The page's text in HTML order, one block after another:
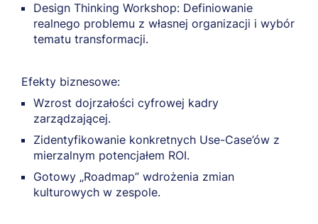
Design Thinking Workshop: Definiowanie
realnego problemu z własnej organizacji i wybór
tematu transformacji.
Efekty biznesowe:
Wzrost dojrzałości cyfrowej kadry
zarządzającej.
Zidentyfikowanie konkretnych Use-Case’ów z
mierzalnym potencjałem ROI.
Gotowy „Roadmap” wdrożenia zmian
kulturowych w zespole.